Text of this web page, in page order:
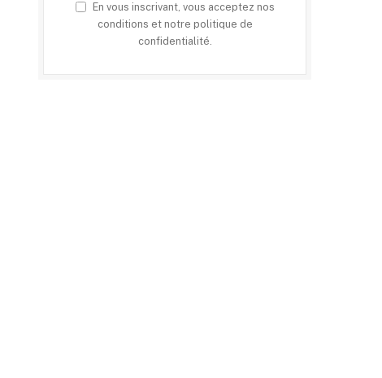
En vous inscrivant, vous acceptez nos
conditions et notre politique de
confidentialité.